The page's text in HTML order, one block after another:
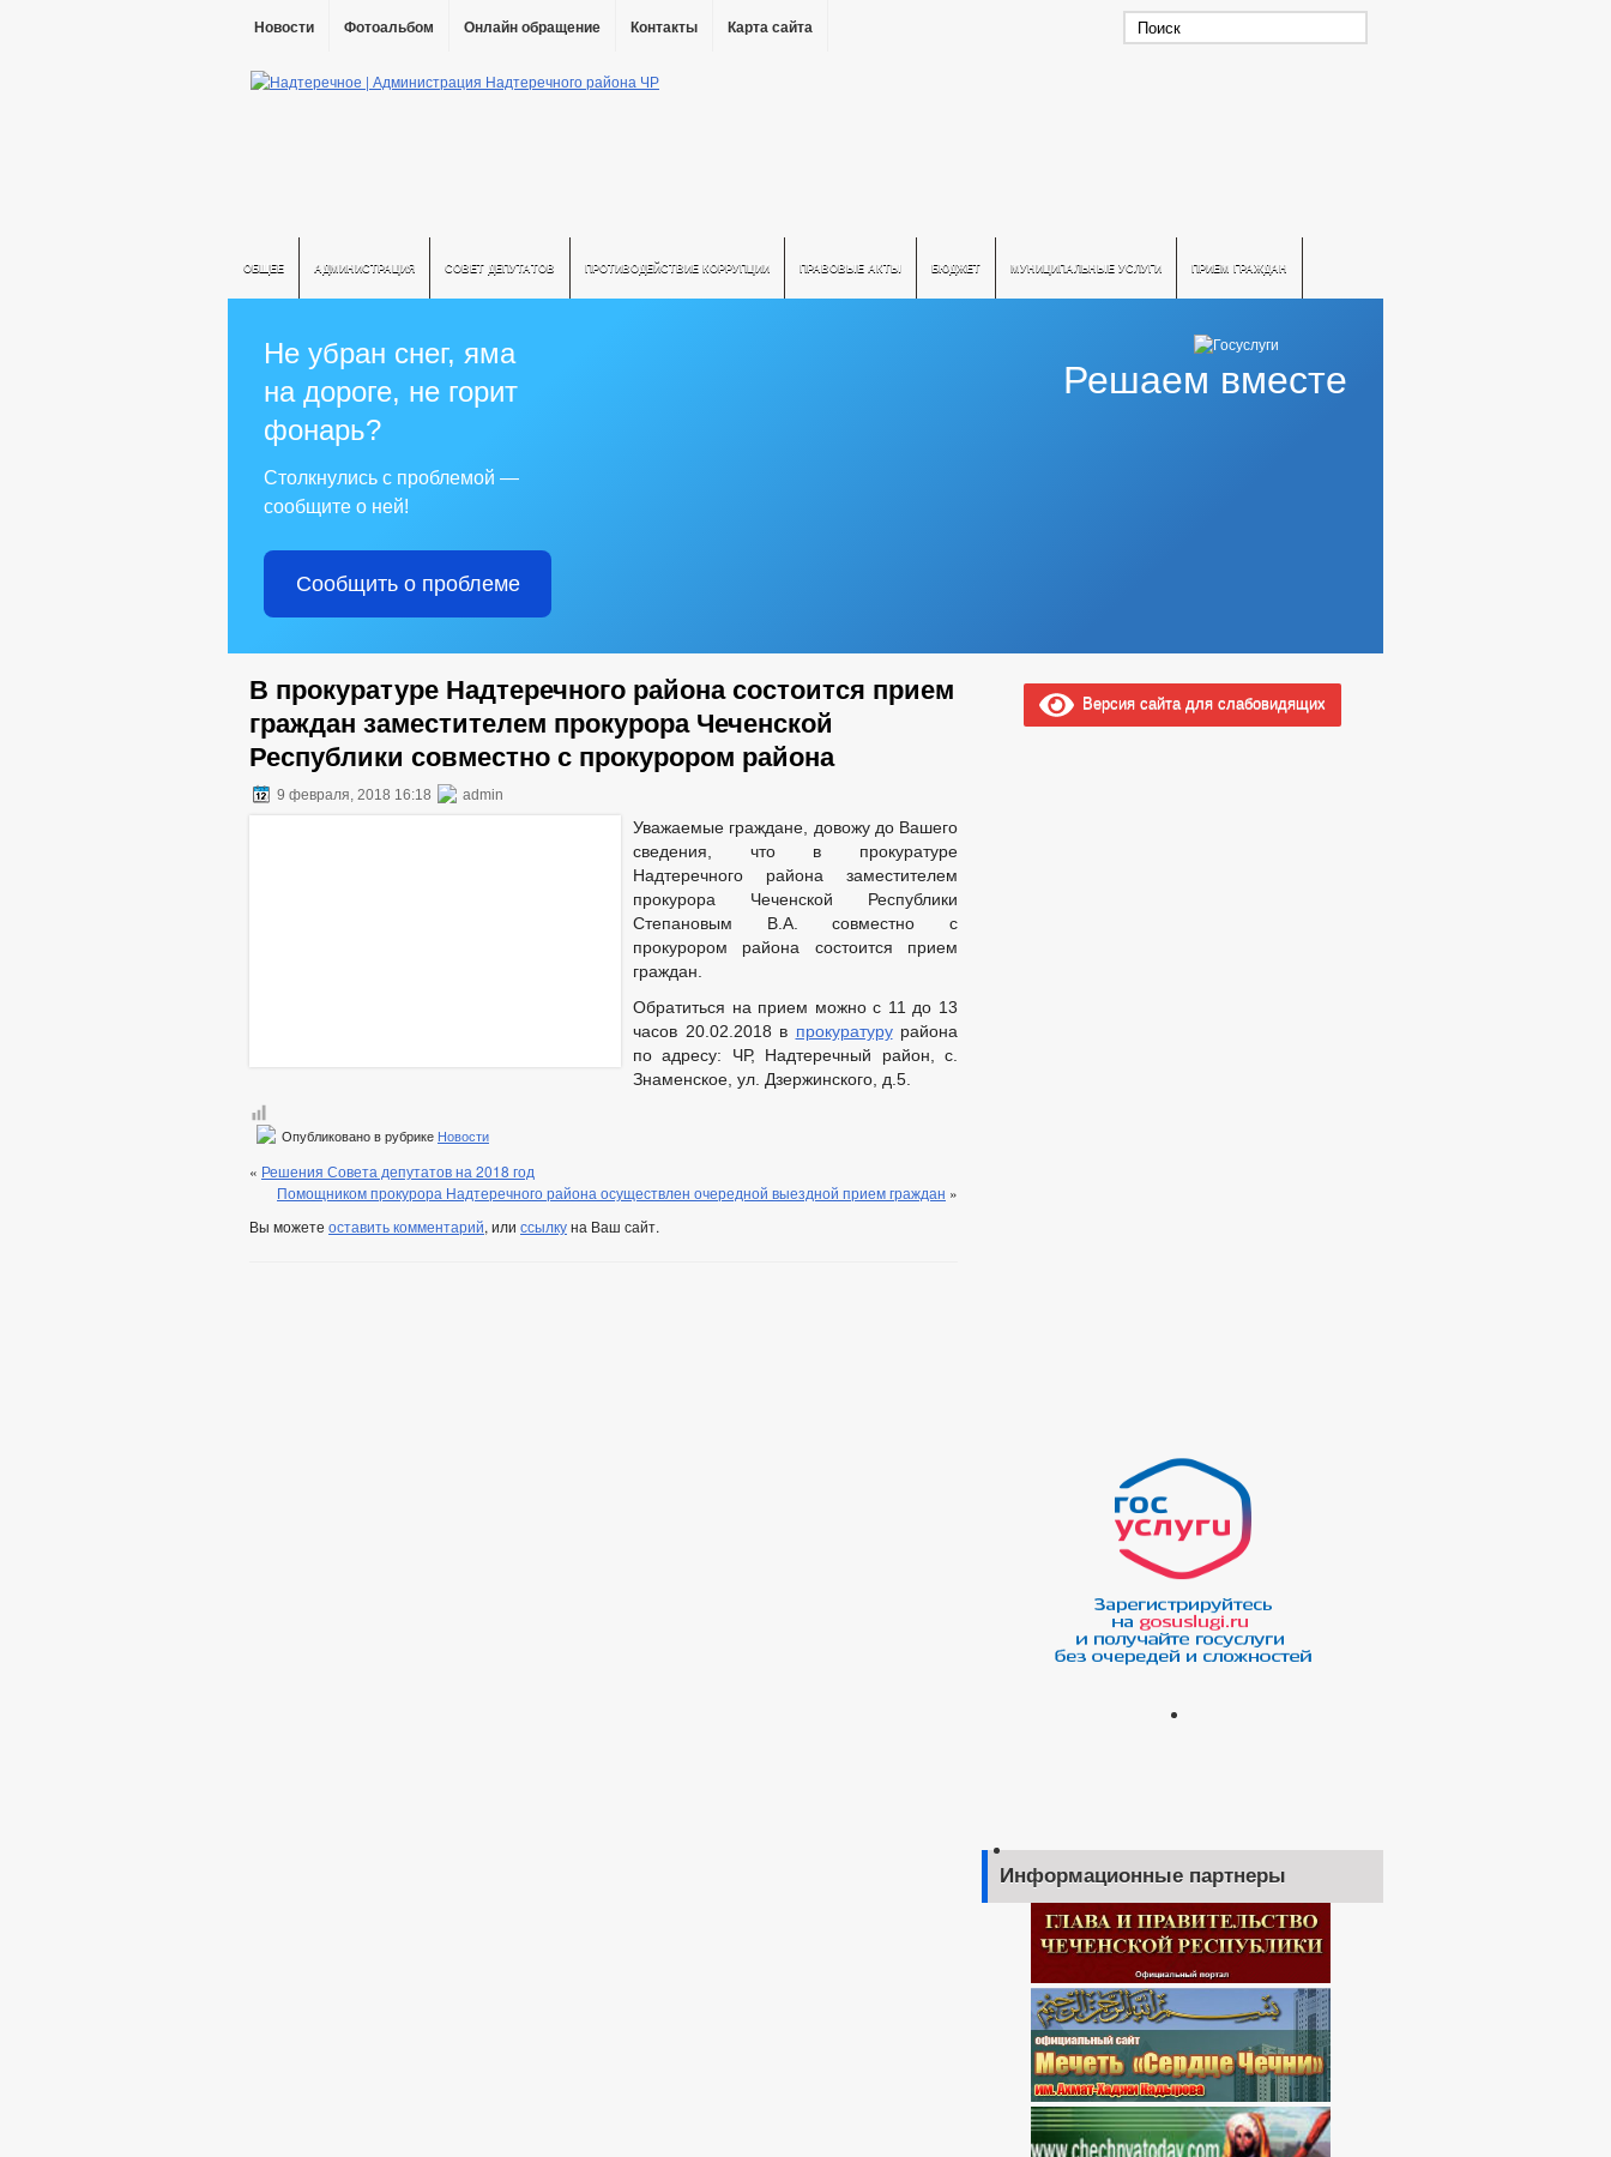
Новости Фотоальбом Онлайн обращение Контакты Карта сайта
ОБЩЕЕ АДМИНИСТРАЦИЯ СОВЕТ ДЕПУТАТОВ ПРОТИВОДЕЙСТВИЕ КОРРУПЦИИ ПРАВОВЫЕ АКТЫ БЮДЖЕТ МУНИЦИПАЛЬНЫЕ УСЛУГИ ПРИЕМ ГРАЖДАН
Решаем вместе
Не убран снег, яма
на дороге, не горит
фонарь?
Столкнулись с проблемой —
сообщите о ней!
Сообщить о проблеме
В прокуратуре Надтеречного района состоится прием
граждан заместителем прокурора Чеченской
Республики совместно с прокурором района
9 февраля, 2018 16:18 admin
Уважаемые граждане, довожу до Вашего
сведения, что в прокуратуре
Надтеречного района заместителем
прокурора Чеченской Республики
Степановым В.А. совместно с
прокурором района состоится прием
граждан.
Обратиться на прием можно с 11 до 13
часов 20.02.2018 в прокуратурурайона
по адресу: ЧР, Надтеречный район, с.
Знаменское, ул. Дзержинского, д.5.
Опубликовано в рубрике Новости
« Решения Совета депутатов на 2018 год
Помощником прокурора Надтеречного района осуществлен очередной выездной прием граждан »
Вы можете оставить комментарий, или ссылкуна Ваш сайт.
Версия сайта для слабовидящих
Информационные партнеры